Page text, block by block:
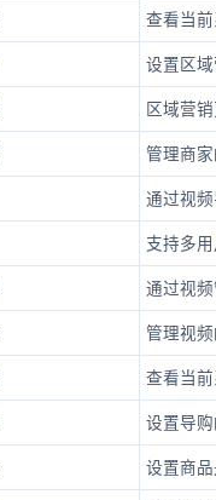
查看当
设置区
区域营
管理商
通过视
支持多
通过视
管理视
查看当
设置导
设置商